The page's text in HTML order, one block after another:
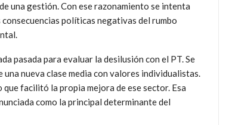
una gestión. Con ese razonamiento se intenta
políticas negativas del rumbo
pasada para evaluar la desilusión con el PT. Se
nueva clase media con valores individualistas.
facilitó la propia mejora de ese sector. Esa
como la principal determinante del